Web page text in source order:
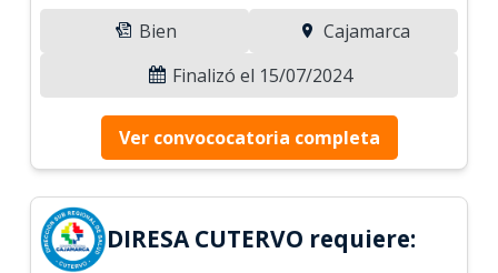
Bien
Cajamarca
Finalizó el 15/07/2024
Ver convococatoria completa
DIRESA CUTERVO requiere: